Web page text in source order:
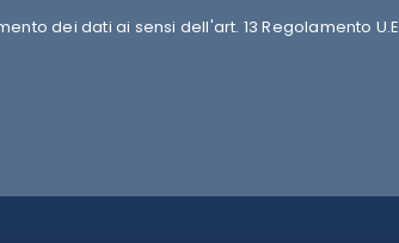
dei dati ai sensi dell'art. 13 Regolamento